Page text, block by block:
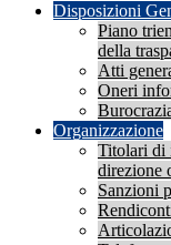
Disposizioni
Piano
della
Atti
Oneri
Organizzazione
Titolari di
direzione
Sanzioni